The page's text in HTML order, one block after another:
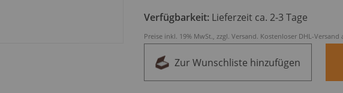
Verfügbarkeit: Lieferzeit ca. 2-3 Tage
Preise inkl. 19% MwSt., zzgl. Versand. Kostenloser DHL-Versand
Zur Wunschliste hinzufügen